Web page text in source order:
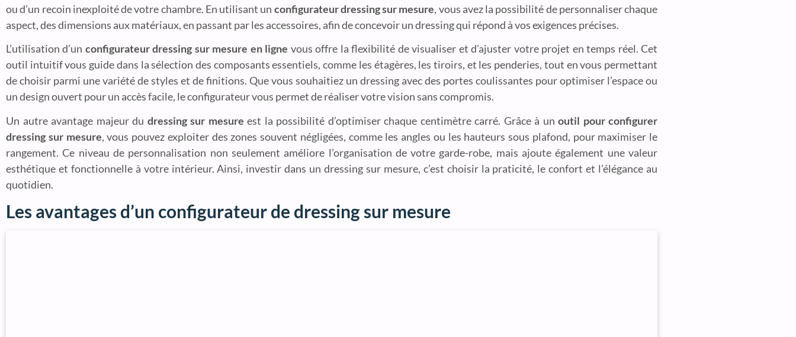
ou d’un recoin inexploité de votre chambre. En utilisant un configurateur dressing sur mesure, vous avez la possibilité de personnaliser chaque
aspect, des dimensions aux matériaux, en passant par les accessoires, afin de concevoir un dressing qui répond à vos exigences précises.
L’utilisation d’un configurateur dressing sur mesure en ligne vous offre la flexibilité de visualiser et d’ajuster votre projet en temps réel. Cet
outil intuitif vous guide dans la sélection des composants essentiels, comme les étagères, les tiroirs, et les penderies, tout en vous permettant
de choisir parmi une variété de styles et de finitions. Que vous souhaitiez un dressing avec des portes coulissantes pour optimiser l’espace ou
un design ouvert pour un accès facile, le configurateur vous permet de réaliser votre vision sans compromis.
Un autre avantage majeur du dressing sur mesure est la possibilité d’optimiser chaque centimètre carré. Grâce à un outil pour configurer
dressing sur mesure, vous pouvez exploiter des zones souvent négligées, comme les angles ou les hauteurs sous plafond, pour maximiser le
rangement. Ce niveau de personnalisation non seulement améliore l’organisation de votre garde-robe, mais ajoute également une valeur
esthétique et fonctionnelle à votre intérieur. Ainsi, investir dans un dressing sur mesure, c’est choisir la praticité, le confort et l’élégance au
quotidien.
Les avantages d’un configurateur de dressing sur mesure